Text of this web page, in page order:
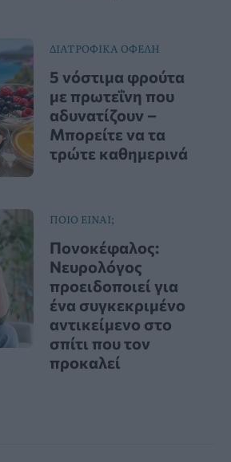
ΔΙΑΤΡΟΦΙΚΑ ΟΦΕΛΗ
5 νόστιμα φρούτα
με πρωτεΐνη που
αδυνατίζουν –
Μπορείτε να τα
τρώτε καθημερινά
ΠΟΙΟ ΕΙΝΑΙ;
Πονοκέφαλος:
Νευρολόγος
προειδοποιεί για
ένα συγκεκριμένο
αντικείμενο στο
σπίτι που τον
προκαλεί